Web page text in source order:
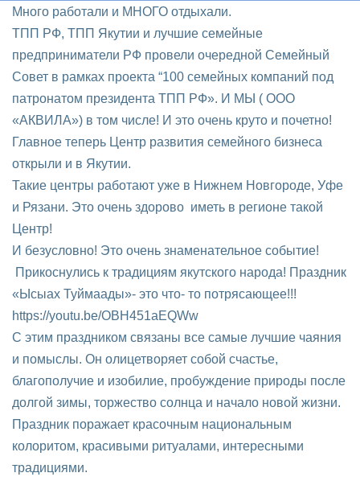
Много работали и МНОГО отдыхали.
ТПП РФ, ТПП Якутии и лучшие семейные
предприниматели РФ провели очередной Семейный
Совет в рамках проекта “100 семейных компаний под
патронатом президента ТПП РФ». И МЫ ( ООО
«АКВИЛА») в том числе! И это очень круто и почетно!
Главное теперь Центр развития семейного бизнеса
открыли и в Якутии.
Такие центры работают уже в Нижнем Новгороде, Уфе
и Рязани. Это очень здорово иметь в регионе такой
Центр!
И безусловно! Это очень знаменательное событие!
Прикоснулись к традициям якутского народа! Праздник
«Ысыах Туймаады»- это что- то потрясающее!!!
https://youtu.be/OBH451aEQWw
С этим праздником связаны все самые лучшие чаяния
и помыслы. Он олицетворяет собой счастье,
благополучие и изобилие, пробуждение природы после
долгой зимы, торжество солнца и начало новой жизни.
Праздник поражает красочным национальным
колоритом, красивыми ритуалами, интересными
традициями.